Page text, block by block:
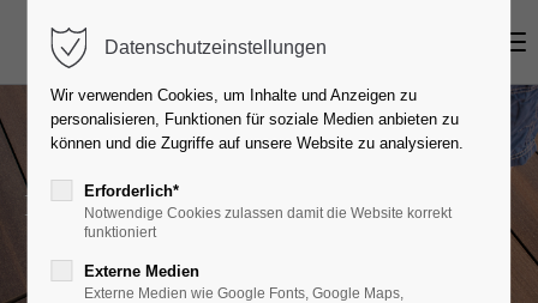
Login
Benutzername
Passwort
Holz im Garten
Datenschutzeinstellungen
Wir verwenden Cookies, um Inhalte und Anzeigen zu
personalisieren, Funktionen für soziale Medien anbieten zu
können und die Zugriffe auf unsere Website zu analysieren.
Erforderlich*
Notwendige Cookies zulassen damit die Website korrekt
funktioniert
Externe Medien
Externe Medien wie Google Fonts, Google Maps,